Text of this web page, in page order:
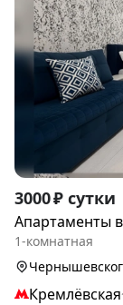
Item
1
of
3000 ₽ сутки
Апартаменты
1-комнатная
Кремлёвская